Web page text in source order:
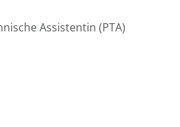
Assistentin (PTA)